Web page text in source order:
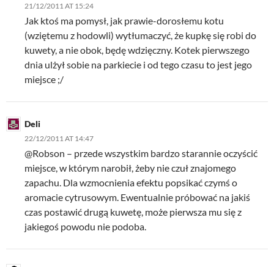
21/12/2011 AT 15:24
Jak ktoś ma pomysł, jak prawie-dorosłemu kotu
(wziętemu z hodowli) wytłumaczyć, że kupkę się robi do
kuwety, a nie obok, będę wdzięczny. Kotek pierwszego
dnia ulżył sobie na parkiecie i od tego czasu to jest jego
miejsce ;/
Deli
22/12/2011 AT 14:47
@Robson – przede wszystkim bardzo starannie oczyścić
miejsce, w którym narobił, żeby nie czuł znajomego
zapachu. Dla wzmocnienia efektu popsikać czymś o
aromacie cytrusowym. Ewentualnie próbować na jakiś
czas postawić drugą kuwetę, może pierwsza mu się z
jakiegoś powodu nie podoba.